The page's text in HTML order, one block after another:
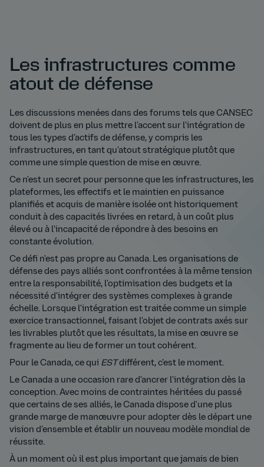
Les infrastructures comme
atout de défense
Les discussions menées dans des forums tels que CANSEC
doivent de plus en plus mettre l'accent sur l'intégration de
tous les types d’actifs de défense, y compris les
infrastructures, en tant qu'atout stratégique plutôt que
comme une simple question de mise en œuvre.
Ce n'est un secret pour personne que les infrastructures, les
plateformes, les effectifs et le maintien en puissance
planifiés et acquis de manière isolée ont historiquement
conduit à des capacités livrées en retard, à un coût plus
élevé ou à l'incapacité de répondre à des besoins en
constante évolution.
Ce défi n'est pas propre au Canada. Les organisations de
défense des pays alliés sont confrontées à la même tension
entre la responsabilité, l'optimisation des budgets et la
nécessité d'intégrer des systèmes complexes à grande
échelle. Lorsque l'intégration est traitée comme un simple
exercice transactionnel, faisant l'objet de contrats axés sur
les livrables plutôt que les résultats, la mise en œuvre se
fragmente au lieu de former un tout cohérent.
Pour le Canada, ce qui EST différent, c’est le moment.
Le Canada a une occasion rare d'ancrer l'intégration dès la
conception. Avec moins de contraintes héritées du passé
que certains de ses alliés, le Canada dispose d'une plus
grande marge de manœuvre pour adopter dès le départ une
vision d’ensemble et établir un nouveau modèle mondial de
réussite.
À un moment où il est plus important que jamais de bien